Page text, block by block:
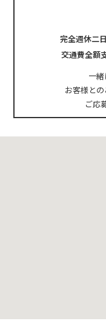
完全週休二
交通費全
一緒
お客様との
ご応